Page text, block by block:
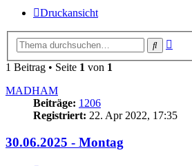
Druckansicht
Suche
1 Beitrag • Seite 1 von 1
MADHAM
Beiträge: 1206
Registriert: 22. Apr 2022, 17:35
30.06.2025 - Montag